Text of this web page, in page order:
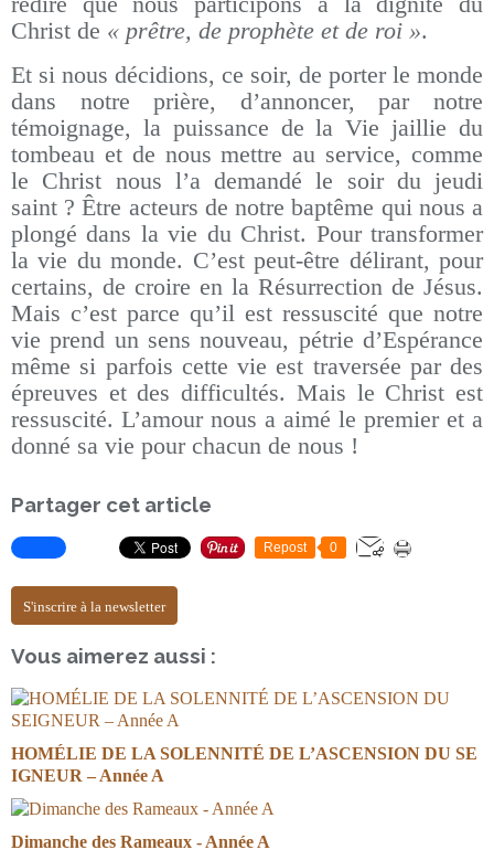
Christ de « prêtre, de prophète et de roi ».
Et si nous décidions, ce soir, de porter le monde
dans notre prière, d’annoncer, par notre
témoignage, la puissance de la Vie jaillie du
tombeau et de nous mettre au service, comme
le Christ nous l’a demandé le soir du jeudi
saint ? Être acteurs de notre baptême qui nous a
plongé dans la vie du Christ. Pour transformer
la vie du monde. C’est peut-être délirant, pour
certains, de croire en la Résurrection de Jésus.
Mais c’est parce qu’il est ressuscité que notre
vie prend un sens nouveau, pétrie d’Espérance
même si parfois cette vie est traversée par des
épreuves et des difficultés. Mais le Christ est
ressuscité. L’amour nous a aimé le premier et a
donné sa vie pour chacun de nous !
Partager cet article
Repost 0
S'inscrire à la newsletter
Vous aimerez aussi :
HOMÉLIE DE LA SOLENNITÉ DE L’ASCENSION DU SE
IGNEUR – Année A
Dimanche des Rameaux - Année A